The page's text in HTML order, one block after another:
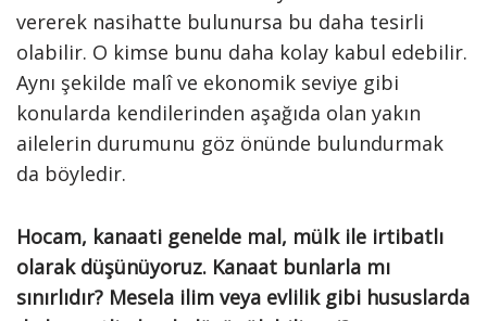
vererek nasihatte bulunursa bu daha tesirli
olabilir. O kimse bunu daha kolay kabul edebilir.
Aynı şekilde malî ve ekonomik seviye gibi
konularda kendilerinden aşağıda olan yakın
ailelerin durumunu göz önünde bulundurmak
da böyledir.
Hocam, kanaati genelde mal, mülk ile irtibatlı
olarak düşünüyoruz. Kanaat bunlarla mı
sınırlıdır? Mesela ilim veya evlilik gibi hususlarda